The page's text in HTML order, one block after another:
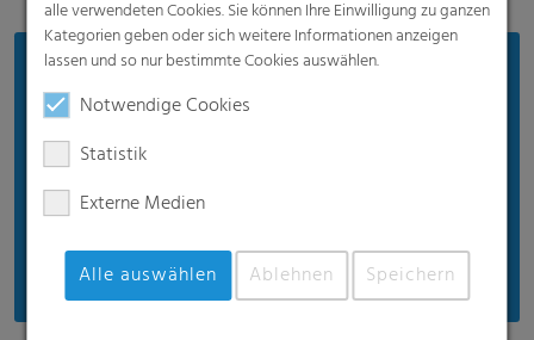
Vorteile
Perfekte thermische Eigenschaften speziell zum
Schutz vor niedrigen Temperaturen
Folie
Verminderter Feuchtigkeitsstau auf der Kultur
alle verwendeten Cookies. Sie können Ihre Einwilligung zu ganzen
Kategorien geben oder sich weitere Informationen anzeigen
lassen und so nur bestimmte Cookies auswählen.
Notwendige Cookies
Statistik
Externe Medien
Alle auswählen Ablehnen Speichern